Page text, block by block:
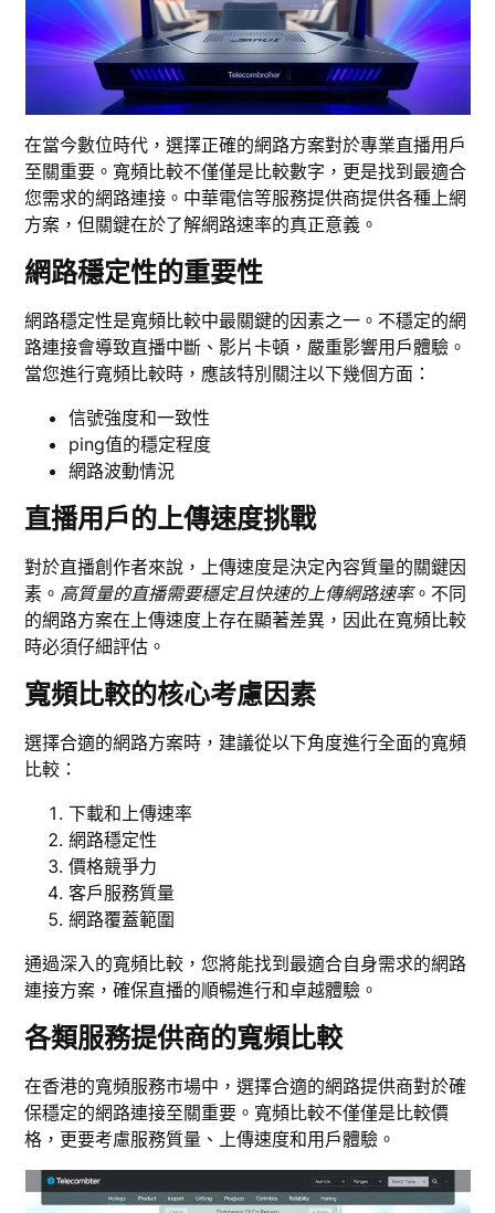
在當今數位時代，選擇正確的網路方案對於專業直播用戶
至關重要。寬頻比較不僅僅是比較數字，更是找到最適合
您需求的網路連接。中華電信等服務提供商提供各種上網
方案，但關鍵在於了解網路速率的真正意義。
網路穩定性的重要性
網路穩定性是寬頻比較中最關鍵的因素之一。不穩定的網
路連接會導致直播中斷、影片卡頓，嚴重影響用戶體驗。
當您進行寬頻比較時，應該特別關注以下幾個方面：
信號強度和一致性
ping值的穩定程度
網路波動情況
直播用戶的上傳速度挑戰
對於直播創作者來說，上傳速度是決定內容質量的關鍵因
素。 高質量的直播需要穩定且快速的上傳網路速率。不同
的網路方案在上傳速度上存在顯著差異，因此在寬頻比較
時必須仔細評估。
寬頻比較的核心考慮因素
選擇合適的網路方案時，建議從以下角度進行全面的寬頻
比較：
下載和上傳速率
網路穩定性
價格競爭力
客戶服務質量
網路覆蓋範圍
通過深入的寬頻比較，您將能找到最適合自身需求的網路
連接方案，確保直播的順暢進行和卓越體驗。
各類服務提供商的寬頻比較
在香港的寬頻服務市場中，選擇合適的網路提供商對於確
保穩定的網路連接至關重要。寬頻比較不僅僅是比較價
格，更要考慮服務質量、上傳速度和用戶體驗。